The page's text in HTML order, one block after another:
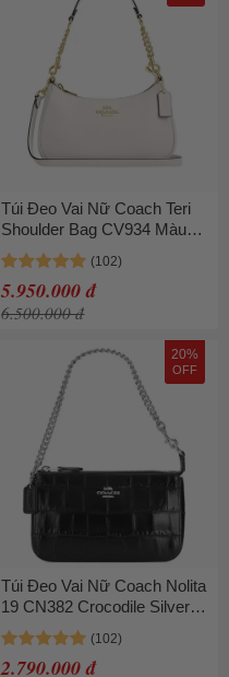
Túi Đeo Vai Nữ Coach Teri
Shoulder Bag CV934 Màu
Trắng
5.950.000 đ
6.500.000 đ
20%
OFF
Túi Đeo Vai Nữ Coach Nolita
19 CN382 Crocodile Silver/
Black Màu Đen
2.790.000 đ